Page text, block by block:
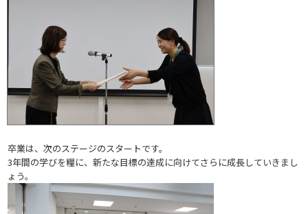
卒業は、次のステージのスタートです。
3年間の学びを糧に、新たな目標の達成に向けてさらに成長していきまし
ょう。